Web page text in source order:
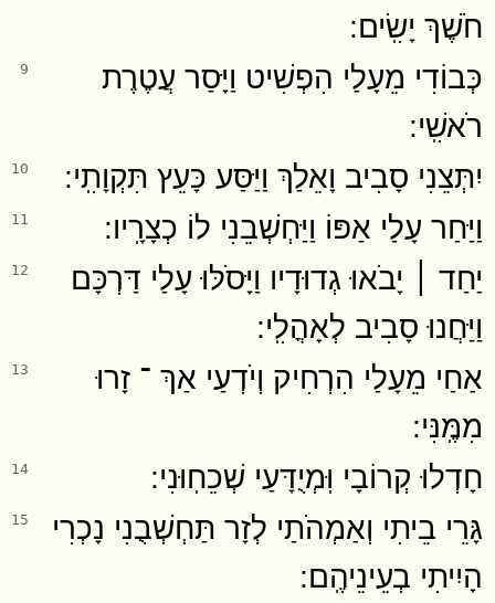
חֹשֶׁךְ יָשִֽׂים ׃
9
כְּבוֹדִי מֵעָלַי הִפְשִׁיט וַיָּסַר עֲטֶרֶת
רֹאשִֽׁי ׃
10 יִתְּצֵנִי סָבִיב וָאֵלַךְ וַיַּסַּע כָּעֵץ תִּקְוָתִֽי ׃
11 וַיַּחַר עָלַי אַפּוֹ וַיַּחְשְׁבֵנִי לוֹ כְצָרָֽיו ׃
12
יַחַד ׀ יָבֹאוּ גְדוּדָיו וַיָּסֹלּוּ עָלַי דַּרְכָּם
וַיַּחֲנוּ סָבִיב לְאָהֳלִֽי ׃
13
אַחַי מֵעָלַי הִרְחִיק וְיֹדְעַי אַךְ ־ זָרוּ
מִמֶּֽנִּי ׃
14 חָדְלוּ קְרוֹבָי וּֽמְיֻדָּעַי שְׁכֵחֽוּנִי ׃
15
גָּרֵי בֵיתִי וְאַמְהֹתַי לְזָר תַּחְשְׁבֻנִי נָכְרִי
הָיִיתִי בְעֵינֵיהֶֽם ׃